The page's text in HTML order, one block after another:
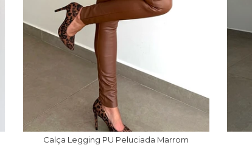
Calça Legging PU Peluciada Marrom